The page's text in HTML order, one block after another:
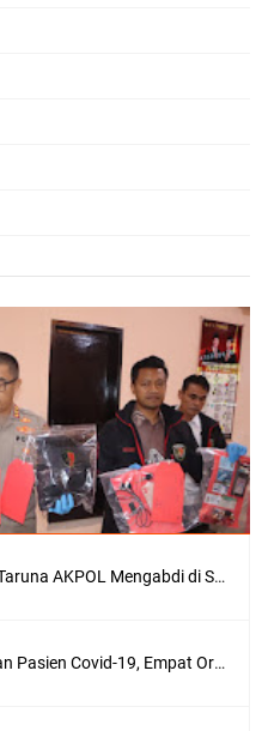
Kapolsek Gunungsari Cek Taruna AKPOL Mengabdi di SRD 4
Telusuri Kontak Erat Dengan Pasien Covid-19, Empat Orang di Desa Kedaro Sekotong Dirapid